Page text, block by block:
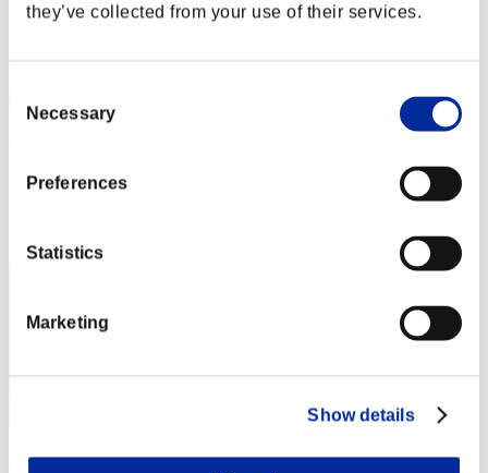
they’ve collected from your use of their services.
Selection
Necessary
Preferences
Statistics
Marketing
Show details
Puntos: -
12
Puntos:Lv:77/08'43"12
Aaro